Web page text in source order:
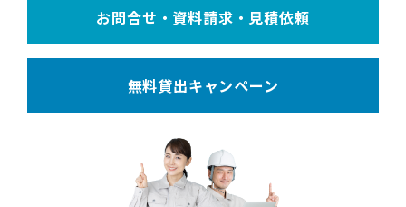
お問合せ・資料請求・見積依頼
無料貸出キャンペーン